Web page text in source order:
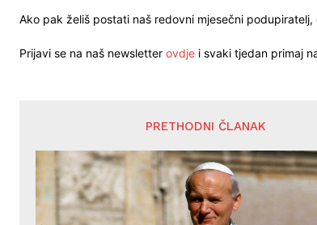
Ako pak želiš postati naš redovni mjesečni
Prijavi se na naš newsletter ovdje i svaki tjedan primaj
PRETHODNI ČLANAK